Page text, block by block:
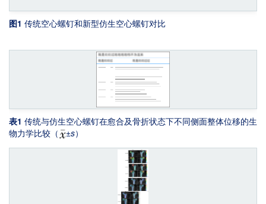
图1 传统空心螺钉和新型仿生空心螺钉对比
表1 传统与仿生空心螺钉在愈合及骨折状态下不同侧面整体位移的生
物力学比较（
±s）